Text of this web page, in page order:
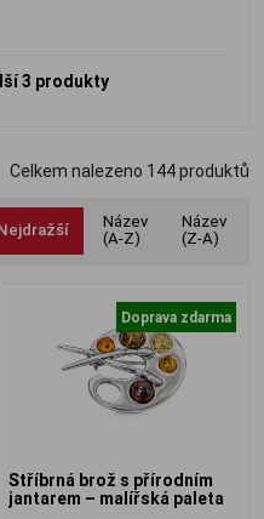
ve světlém hnědo-
světlem a plynutím.
3 produkty
Celkem nalezeno 144produktů
Název
(A-Z)
Název
(Z-A)
Doprava zdarma
Stříbrná brož s přírodním
jantarem – malířská paleta